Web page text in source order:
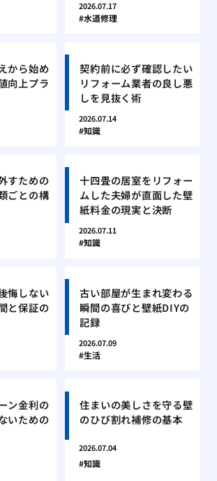
2026.07.17
水道修理
から始め
向上プラ
契約前に必ず確認したい
リフォーム業者の良し悪
しを見抜く術
2026.07.14
知識
すための
ごとの構
十四畳の居室をリフォー
ムした夫婦が直面した壁
紙料金の現実と決断
2026.07.11
知識
悔しない
と保証の
古い部屋が生まれ変わる
瞬間の喜びと壁紙DIYの
記録
2026.07.09
生活
ン金利の
いための
住まいの美しさを守る壁
のひび割れ補修の基本
2026.07.04
知識